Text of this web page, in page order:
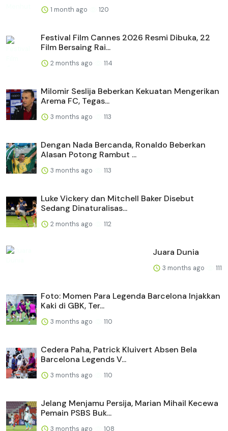
1 month ago 120
Festival Film Cannes 2026 Resmi Dibuka, 22
Film Bersaing Rai...
2 months ago 114
Milomir Seslija Beberkan Kekuatan Mengerikan
Arema FC, Tegas...
3 months ago 113
Dengan Nada Bercanda, Ronaldo Beberkan
Alasan Potong Rambut ...
3 months ago 113
Luke Vickery dan Mitchell Baker Disebut
Sedang Dinaturalisas...
2 months ago 112
Juara Dunia
3 months ago 111
Foto: Momen Para Legenda Barcelona Injakkan
Kaki di GBK, Ter...
3 months ago 110
Cedera Paha, Patrick Kluivert Absen Bela
Barcelona Legends V...
3 months ago 110
Jelang Menjamu Persija, Marian Mihail Kecewa
Pemain PSBS Buk...
3 months ago 108